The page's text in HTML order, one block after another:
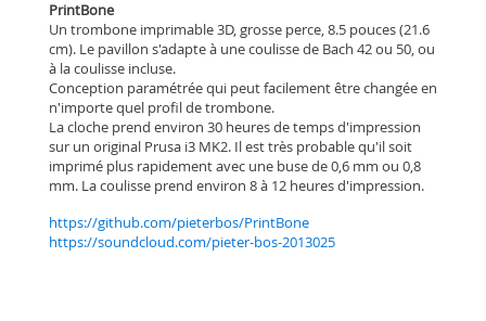
PrintBone
Un trombone imprimable 3D, grosse perce, 8.5 pouces (21.6
cm). Le pavillon s'adapte à une coulisse de Bach 42 ou 50, ou
à la coulisse incluse.
Conception paramétrée qui peut facilement être changée en
n'importe quel profil de trombone.
La cloche prend environ 30 heures de temps d'impression
sur un original Prusa i3 MK2. Il est très probable qu'il soit
imprimé plus rapidement avec une buse de 0,6 mm ou 0,8
mm. La coulisse prend environ 8 à 12 heures d'impression.
https://github.com/pieterbos/PrintBone
https://soundcloud.com/pieter-bos-2013025